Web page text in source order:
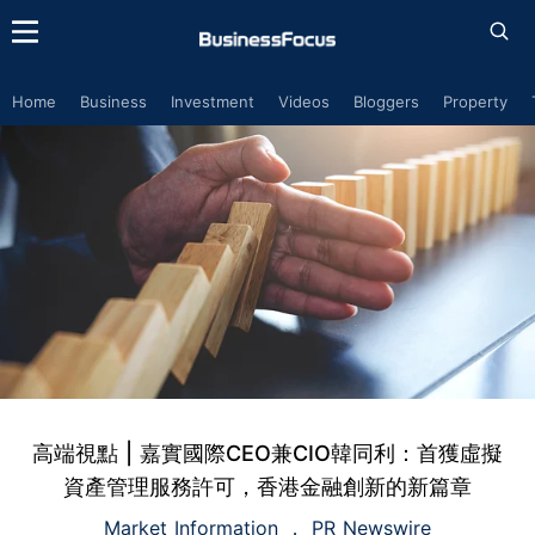
Home Business Investment Videos Bloggers Property
高端視點 | 嘉實國際CEO兼CIO韓同利：首獲虛擬
資產管理服務許可，香港金融創新的新篇章
Market Information PR Newswire